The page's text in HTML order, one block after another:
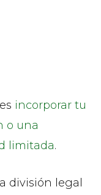
incorporar tu
o una
limitada.
división legal